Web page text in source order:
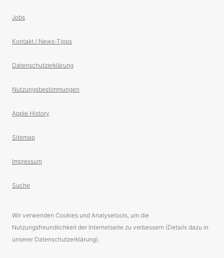
Jobs
Kontakt / News-Tipps
Datenschutzerklärung
Nutzungsbestimmungen
Apple History
Sitemap
Impressum
Suche
Wir verwenden Cookies und Analysetools, um die
Nutzungsfreundlichkeit der Internetseite zu verbessern (Details dazu in
unserer Datenschutzerklärung).